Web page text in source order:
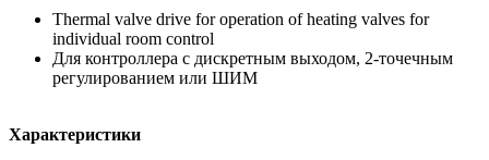
Thermal valve drive for operation of heating valves for
individual room control
Для контроллера с дискретным выходом, 2-точечным
регулированием или ШИМ
Характеристики